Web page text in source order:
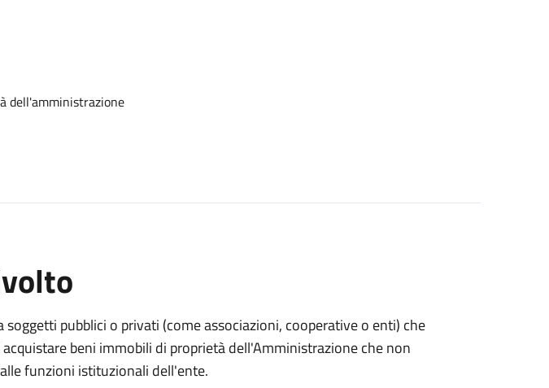
dell'amministrazione
soggetti pubblici o privati (come associazioni, cooperative o enti) che
beni immobili di proprietà dell'Amministrazione che non
funzioni istituzionali dell'ente.